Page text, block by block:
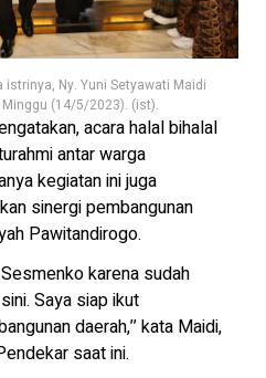
Ny. Yuni Setyawati Maidi
(14/5/2023). (ist).
acara halal bihalal
antar warga
kegiatan ini juga
sinergi pembangunan
Pawitandirogo.
karena sudah
Saya siap ikut
daerah,’’ kata Maidi,
saat ini.